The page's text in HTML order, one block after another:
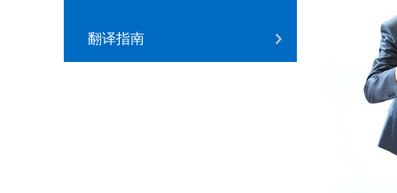
翻译指南